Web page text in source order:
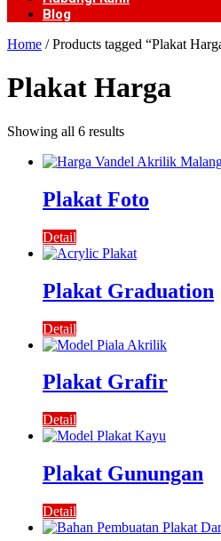
Blog
Home / Products tagged “Plakat
Plakat Harga
Showing all 6 results
Plakat Foto
Detail
Plakat Graduation
Detail
Plakat Grafir
Detail
Plakat Gunungan
Detail